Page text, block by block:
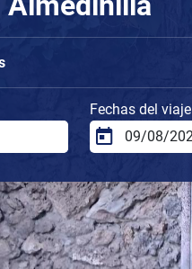
Fechas del viaje